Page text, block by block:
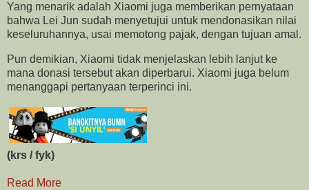
Yang menarik adalah Xiaomi juga memberikan pernyataan
bahwa Lei Jun sudah menyetujui untuk mendonasikan nilai
keseluruhannya, usai memotong pajak, dengan tujuan amal.
Pun demikian, Xiaomi tidak menjelaskan lebih lanjut ke
mana donasi tersebut akan diperbarui. Xiaomi juga belum
menanggapi pertanyaan terperinci ini.
(krs / fyk)
Read More